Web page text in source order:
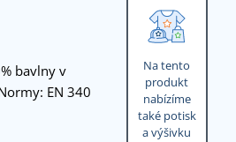
Na tento
produkt
nabízíme
také potisk
a výšivku
bavlny v
EN 340